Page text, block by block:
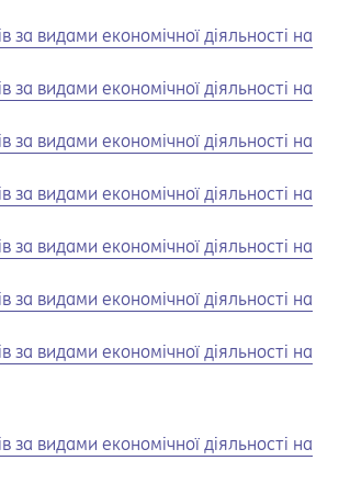
за видами економічної діяльності на
за видами економічної діяльності на
за видами економічної діяльності на
за видами економічної діяльності на
за видами економічної діяльності на
за видами економічної діяльності на
за видами економічної діяльності на
за видами економічної діяльності на